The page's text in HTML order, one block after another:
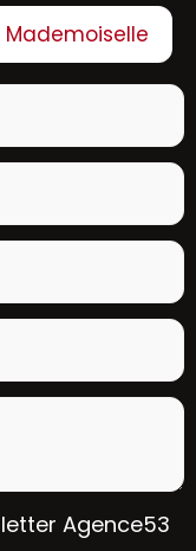
Mademoiselle
Agence53